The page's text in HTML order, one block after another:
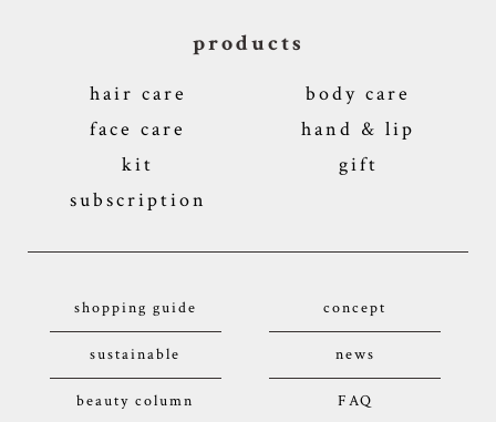
products
hair care
body care
face care
hand & lip
kit
gift
subscription
shopping guide concept
sustainable news
beauty column FAQ